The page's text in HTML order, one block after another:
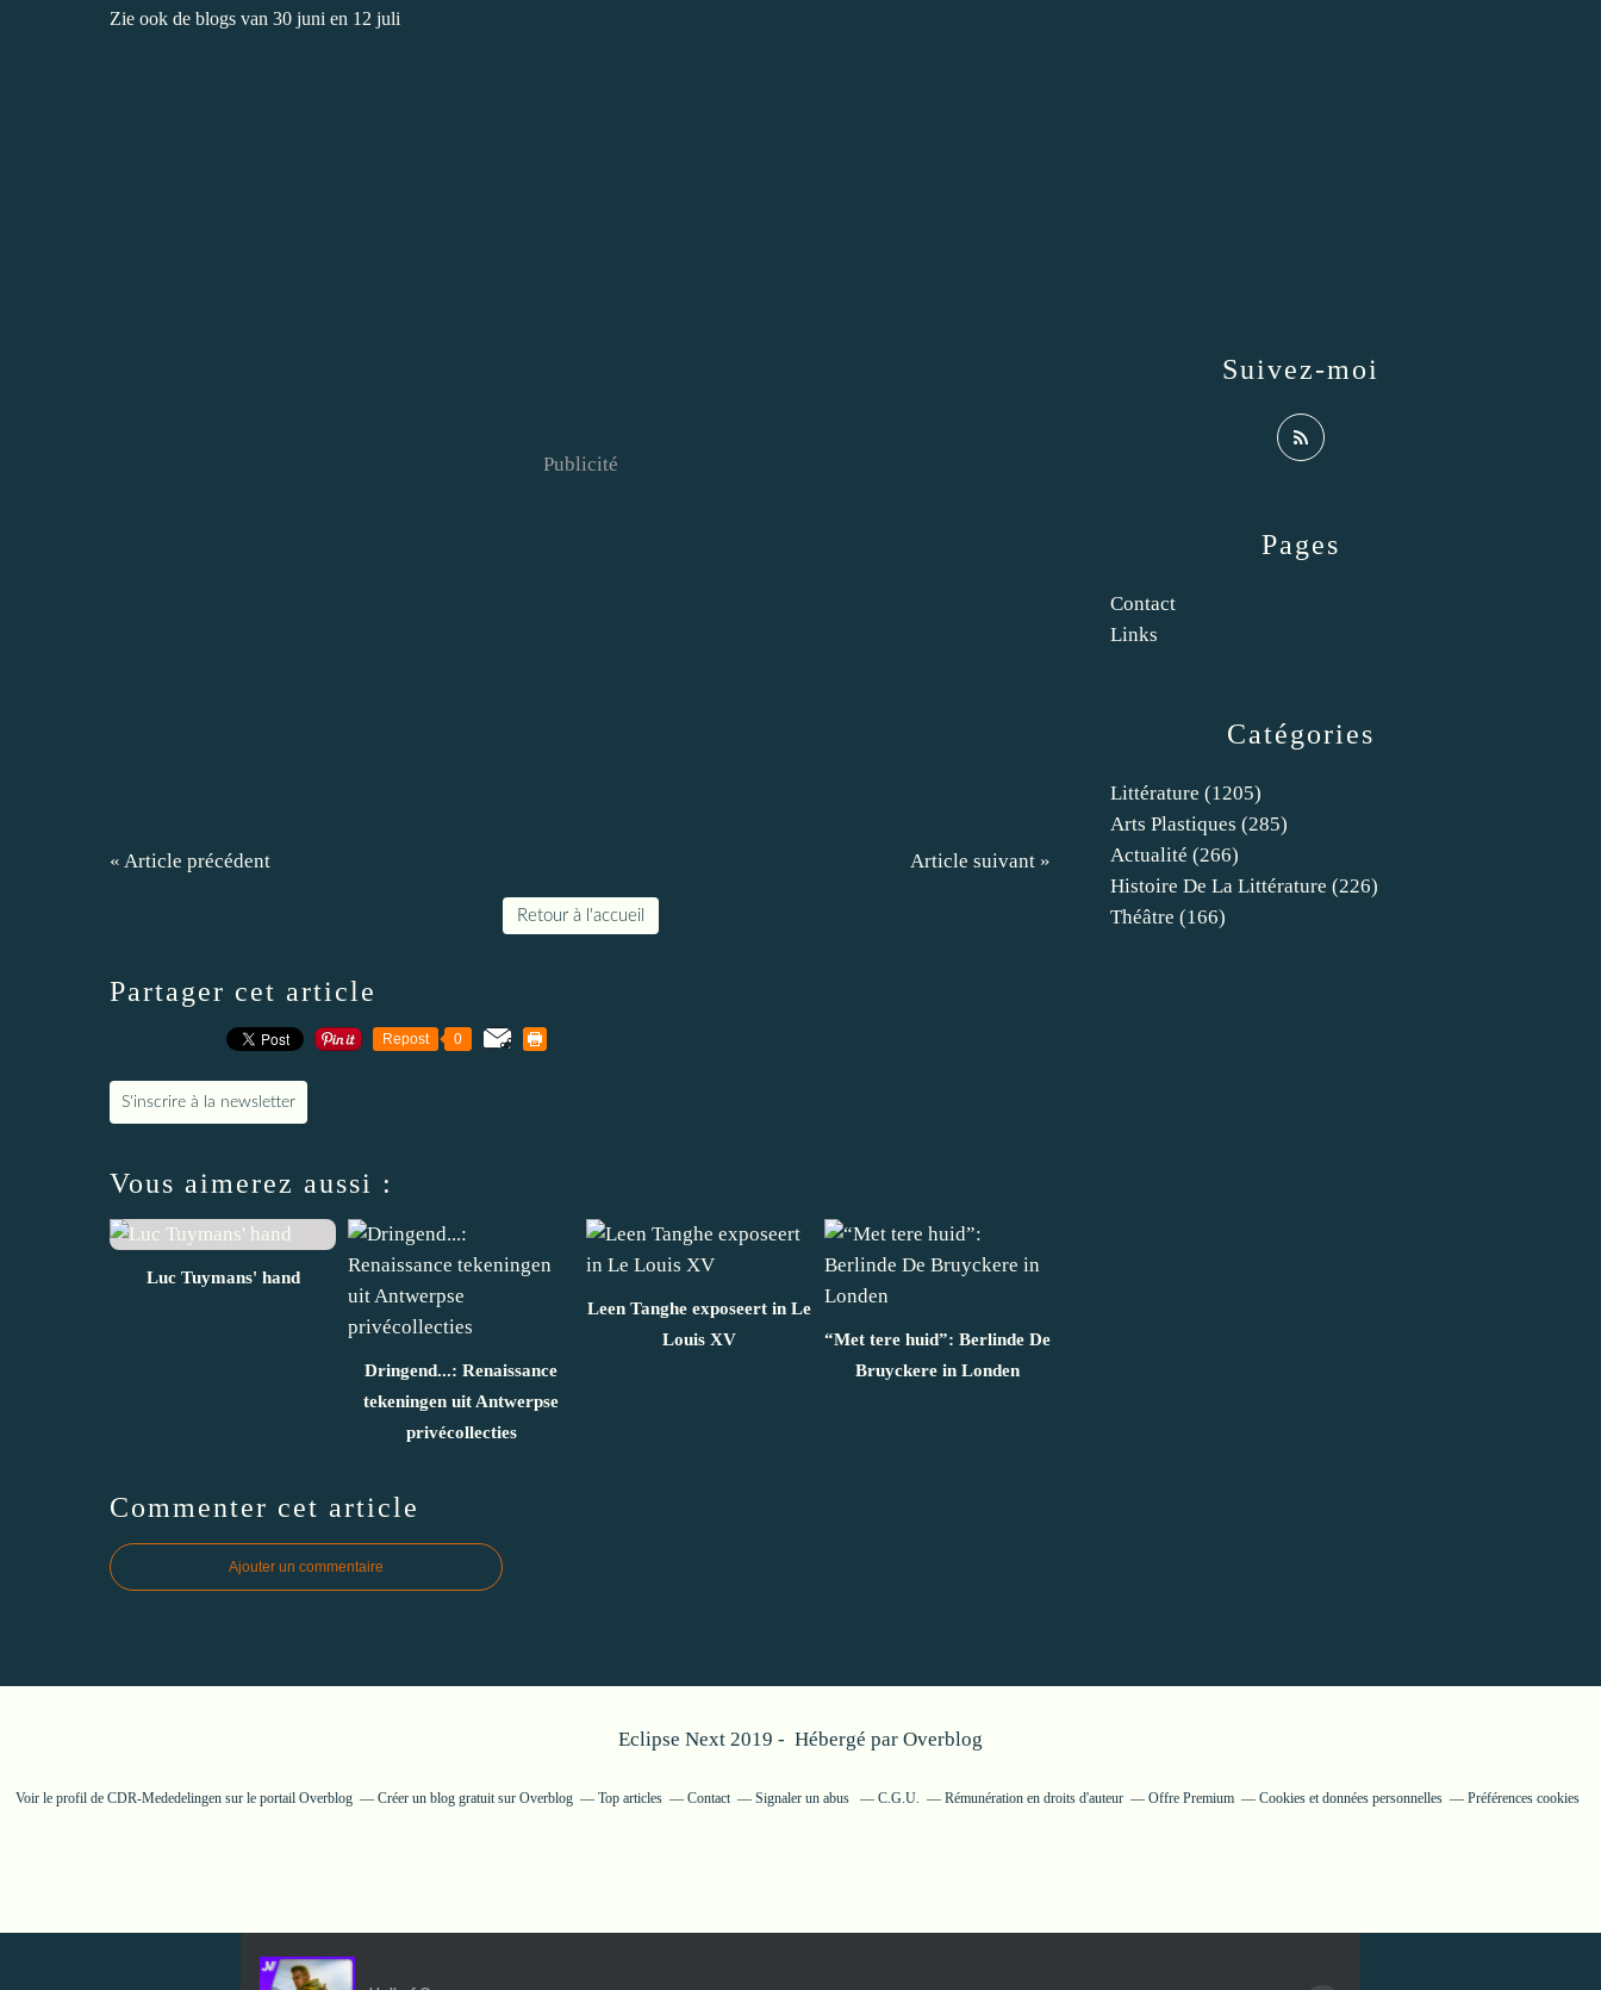
Zie ook de blogs van 30 juni en 12 juli
Publicité
« Article précédent Article suivant »
Retour à l'accueil
Partager cet article
Repost 0
S'inscrire à la newsletter
Vous aimerez aussi :
Luc Tuymans' hand
Dringend...: Renaissance
tekeningen uit Antwerpse
privécollecties
Leen Tanghe exposeert in Le
Louis XV
“Met tere huid”: Berlinde De
Bruyckere in Londen
Commenter cet article
Ajouter un commentaire
Catégories
Littérature (1205)
Arts Plastiques (285)
Actualité (266)
Histoire De La Littérature (226)
Théâtre (166)
Pages
Contact
Links
Suivez-moi
Eclipse Next 2019 - Hébergé par Overblog
Voir le profil de CDR-Mededelingensur le portail Overblog Créer un blog gratuit sur Overblog Top articles Contact Signaler un abus C.G.U. Rémunération en droits d'auteur Offre Premium Cookies et données personnelles Préférences cookies